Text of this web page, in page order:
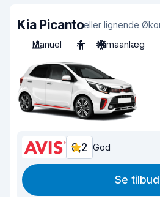
Kia Picantoeller lignende
Manuel
4 Klimaanlæg
8,2 God
Se tilbud